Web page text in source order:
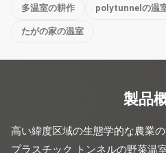
多温室の耕作 polytunnelの温
たがの家の温室
製品
高い緯度区域の生態学的な農業
プラスチック トンネルの野菜温